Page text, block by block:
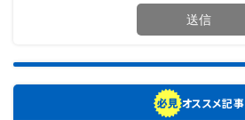
オススメ記事